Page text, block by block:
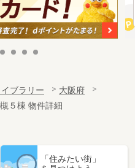
ブラリー
大阪府
５棟 物件詳細
「住みたい街」